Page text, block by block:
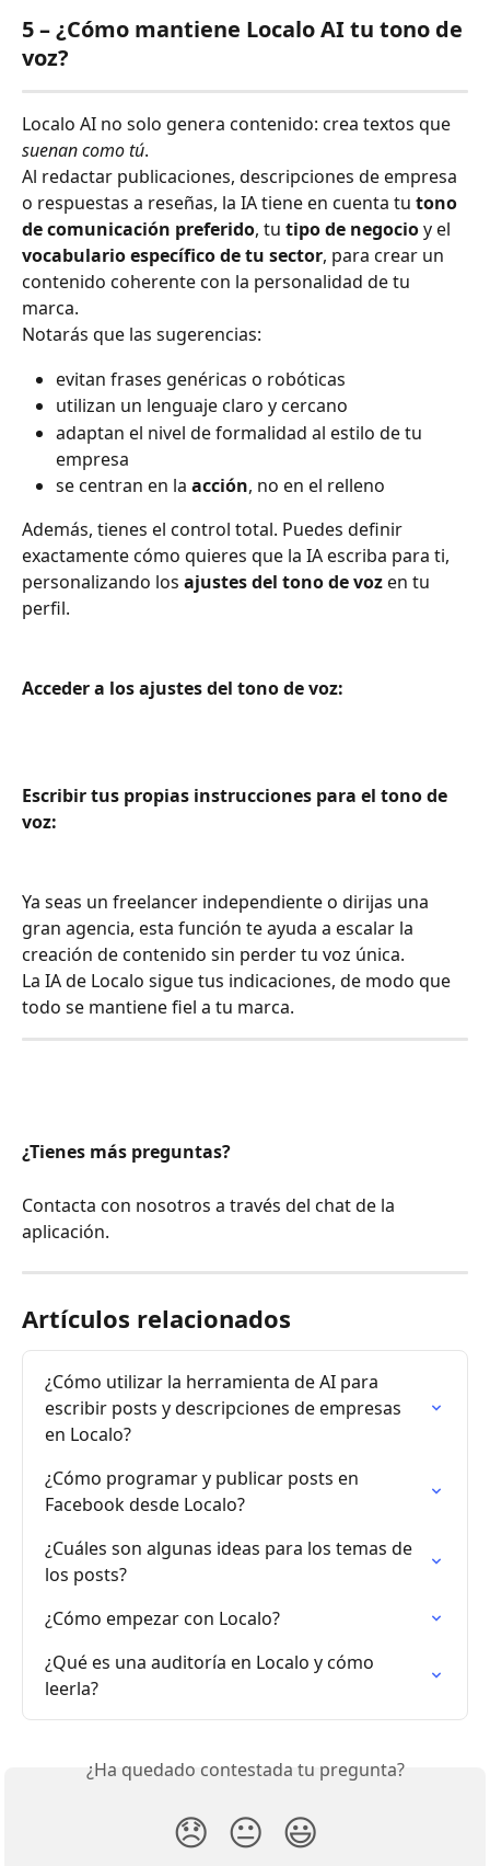
5 – ¿Cómo mantiene Localo AI tu tono de
voz?
Localo AI no solo genera contenido: crea textos que
suenan como tú.
Al redactar publicaciones, descripciones de empresa
o respuestas a reseñas, la IA tiene en cuenta tu tono
de comunicación preferido, tu tipo de negocio y el
vocabulario específico de tu sector, para crear un
contenido coherente con la personalidad de tu
marca.
Notarás que las sugerencias:
evitan frases genéricas o robóticas
utilizan un lenguaje claro y cercano
adaptan el nivel de formalidad al estilo de tu
empresa
se centran en la acción, no en el relleno
Además, tienes el control total. Puedes definir
exactamente cómo quieres que la IA escriba para ti,
personalizando los ajustes del tono de voz en tu
perfil.
Acceder a los ajustes del tono de voz:
Escribir tus propias instrucciones para el tono de
voz:
Ya seas un freelancer independiente o dirijas una
gran agencia, esta función te ayuda a escalar la
creación de contenido sin perder tu voz única.
La IA de Localo sigue tus indicaciones, de modo que
todo se mantiene fiel a tu marca.
¿Tienes más preguntas?
Contacta con nosotros a través del chat de la
aplicación.
Artículos relacionados
¿Cómo utilizar la herramienta de AI para
escribir posts y descripciones de empresas
en Localo?
¿Cómo programar y publicar posts en
Facebook desde Localo?
¿Cuáles son algunas ideas para los temas de
los posts?
¿Cómo empezar con Localo?
¿Qué es una auditoría en Localo y cómo
leerla?
¿Ha quedado contestada tu pregunta?
😞 😐 😃